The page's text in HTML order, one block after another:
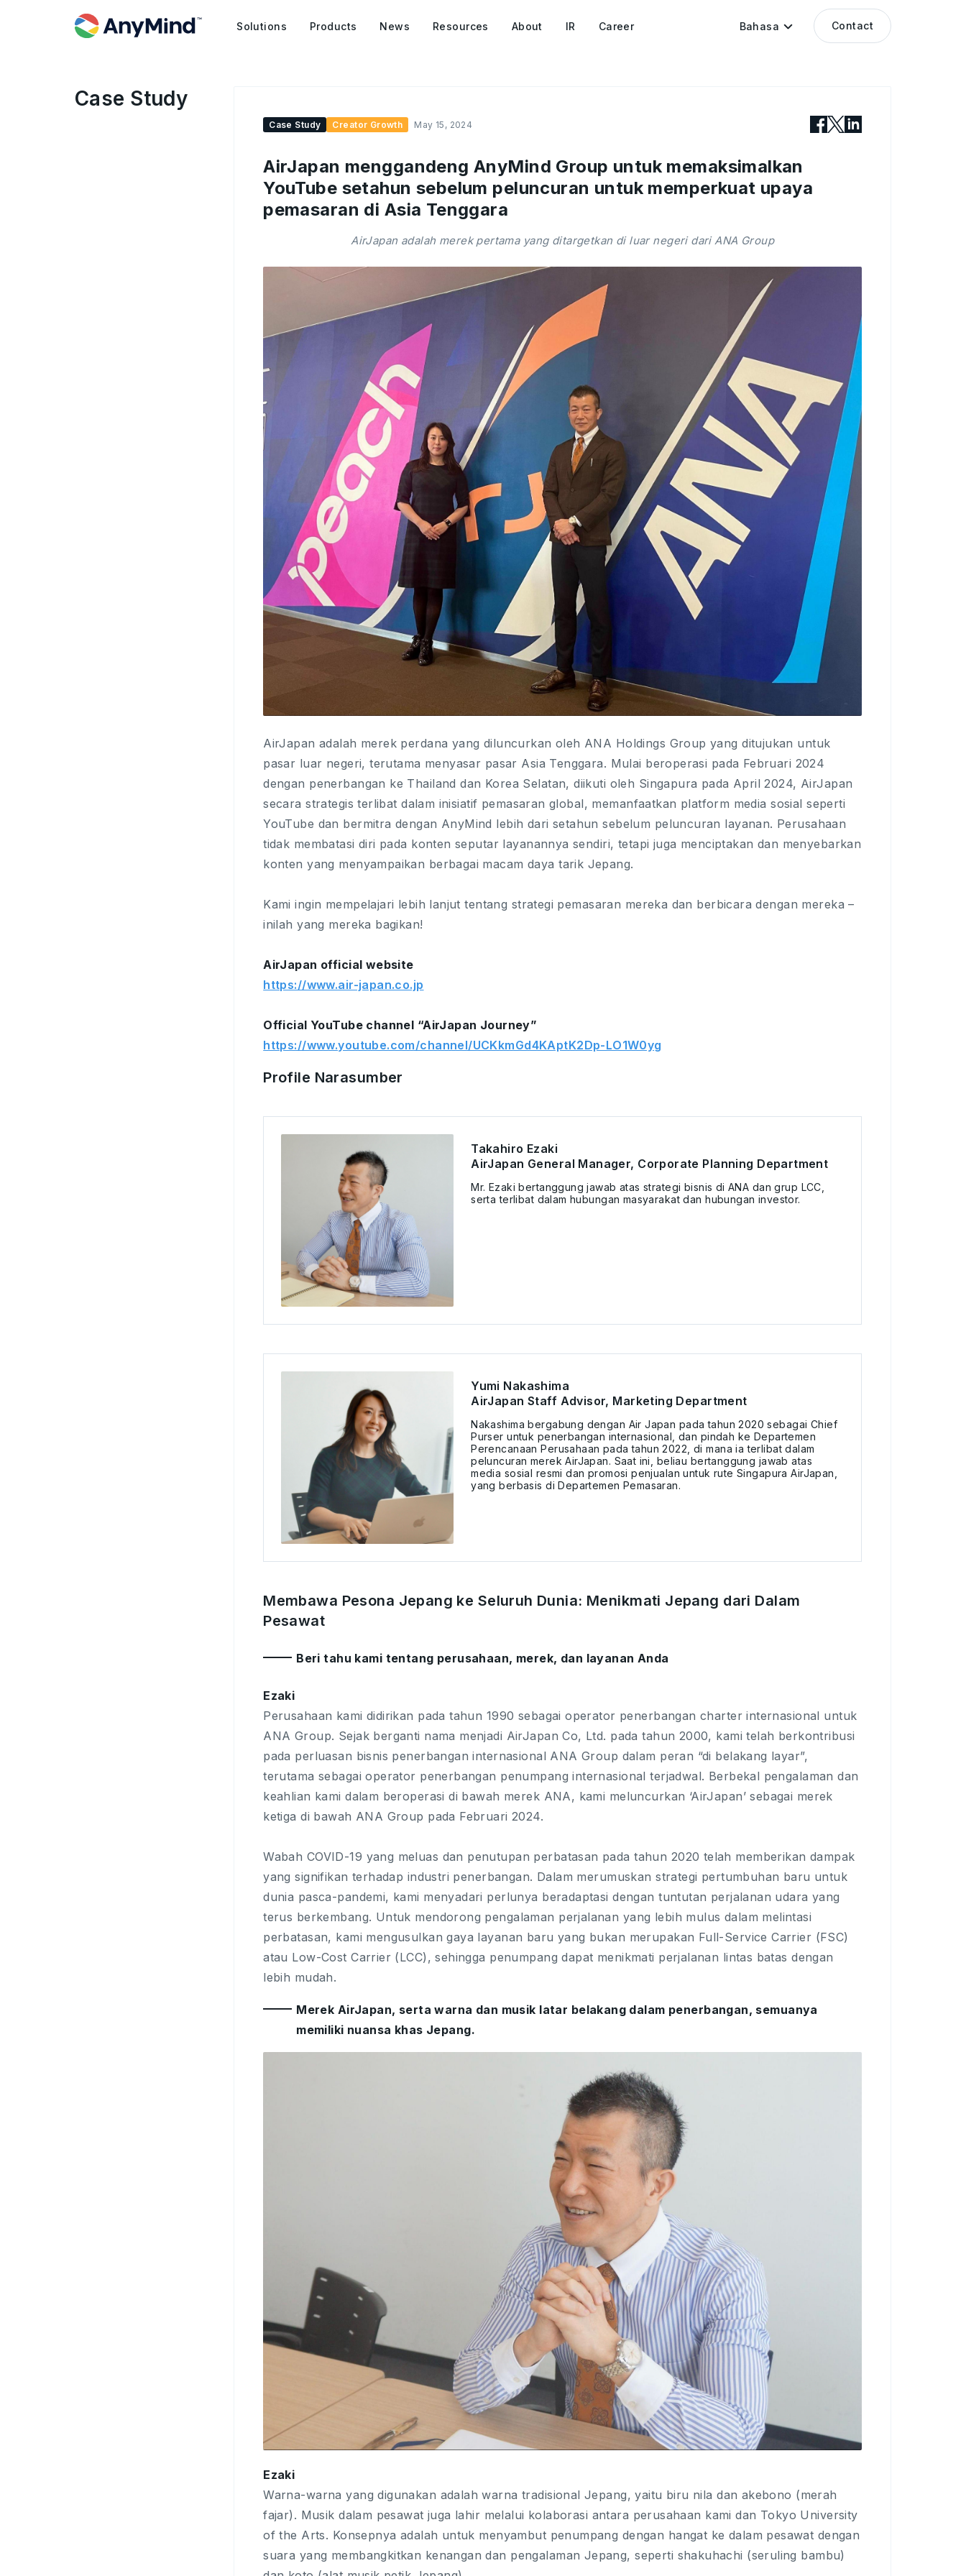
Solutions Products News Resources About IR Career Bahasa Contact
Case Study
Case Study Creator Growth May 15, 2024
AirJapan menggandeng AnyMind Group untuk memaksimalkan
YouTube setahun sebelum peluncuran untuk memperkuat upaya
pemasaran di Asia Tenggara
AirJapan adalah merek pertama yang ditargetkan di luar negeri dari ANA Group
AirJapan adalah merek perdana yang diluncurkan oleh ANA Holdings Group yang ditujukan untuk
pasar luar negeri, terutama menyasar pasar Asia Tenggara. Mulai beroperasi pada Februari 2024
dengan penerbangan ke Thailand dan Korea Selatan, diikuti oleh Singapura pada April 2024, AirJapan
secara strategis terlibat dalam inisiatif pemasaran global, memanfaatkan platform media sosial seperti
YouTube dan bermitra dengan AnyMind lebih dari setahun sebelum peluncuran layanan. Perusahaan
tidak membatasi diri pada konten seputar layanannya sendiri, tetapi juga menciptakan dan menyebarkan
konten yang menyampaikan berbagai macam daya tarik Jepang.
Kami ingin mempelajari lebih lanjut tentang strategi pemasaran mereka dan berbicara dengan mereka –
inilah yang mereka bagikan!
AirJapan official website
https://www.air-japan.co.jp
Official YouTube channel “AirJapan Journey”
https://www.youtube.com/channel/UCKkmGd4KAptK2Dp-LO1W0yg
Profile Narasumber
Takahiro Ezaki
AirJapan General Manager, Corporate Planning Department
Mr. Ezaki bertanggung jawab atas strategi bisnis di ANA dan grup LCC,
serta terlibat dalam hubungan masyarakat dan hubungan investor.
Yumi Nakashima
AirJapan Staff Advisor, Marketing Department
Nakashima bergabung dengan Air Japan pada tahun 2020 sebagai Chief
Purser untuk penerbangan internasional, dan pindah ke Departemen
Perencanaan Perusahaan pada tahun 2022, di mana ia terlibat dalam
peluncuran merek AirJapan. Saat ini, beliau bertanggung jawab atas
media sosial resmi dan promosi penjualan untuk rute Singapura AirJapan,
yang berbasis di Departemen Pemasaran.
Membawa Pesona Jepang ke Seluruh Dunia: Menikmati Jepang dari Dalam
Pesawat
Beri tahu kami tentang perusahaan, merek, dan layanan Anda
Ezaki
Perusahaan kami didirikan pada tahun 1990 sebagai operator penerbangan charter internasional untuk
ANA Group. Sejak berganti nama menjadi AirJapan Co, Ltd. pada tahun 2000, kami telah berkontribusi
pada perluasan bisnis penerbangan internasional ANA Group dalam peran “di belakang layar”,
terutama sebagai operator penerbangan penumpang internasional terjadwal. Berbekal pengalaman dan
keahlian kami dalam beroperasi di bawah merek ANA, kami meluncurkan ‘AirJapan’ sebagai merek
ketiga di bawah ANA Group pada Februari 2024.
Wabah COVID-19 yang meluas dan penutupan perbatasan pada tahun 2020 telah memberikan dampak
yang signifikan terhadap industri penerbangan. Dalam merumuskan strategi pertumbuhan baru untuk
dunia pasca-pandemi, kami menyadari perlunya beradaptasi dengan tuntutan perjalanan udara yang
terus berkembang. Untuk mendorong pengalaman perjalanan yang lebih mulus dalam melintasi
perbatasan, kami mengusulkan gaya layanan baru yang bukan merupakan Full-Service Carrier (FSC)
atau Low-Cost Carrier (LCC), sehingga penumpang dapat menikmati perjalanan lintas batas dengan
lebih mudah.
Merek AirJapan, serta warna dan musik latar belakang dalam penerbangan, semuanya
memiliki nuansa khas Jepang.
Ezaki
Warna-warna yang digunakan adalah warna tradisional Jepang, yaitu biru nila dan akebono (merah
fajar). Musik dalam pesawat juga lahir melalui kolaborasi antara perusahaan kami dan Tokyo University
of the Arts. Konsepnya adalah untuk menyambut penumpang dengan hangat ke dalam pesawat dengan
suara yang membangkitkan kenangan dan pengalaman Jepang, seperti shakuhachi (seruling bambu)